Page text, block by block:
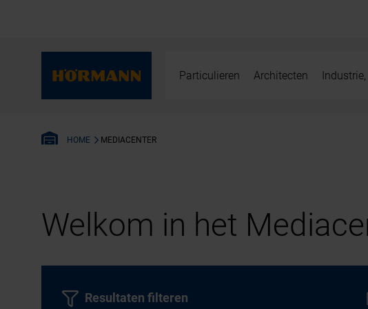
Particulieren Architecten
HOME MEDIACENTER
Welkom in het
Resultaten filteren